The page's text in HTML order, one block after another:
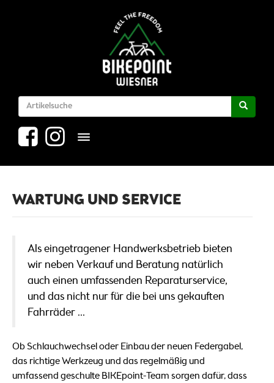
Toggle navigation
WARTUNG UND SERVICE
Als eingetragener Handwerksbetrieb bieten
wir neben Verkauf und Beratung natürlich
auch einen umfassenden Reparaturservice,
und das nicht nur für die bei uns gekauften
Fahrräder ...
Ob Schlauchwechsel oder Einbau der neuen Federgabel,
das richtige Werkzeug und das regelmäßig und
umfassend geschulte BIKEpoint-Team sorgen dafür, dass